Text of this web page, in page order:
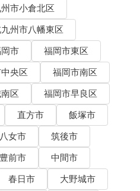
市小倉北区
州市八幡東区
市
福岡市東区
央区
福岡市南区
区
福岡市早良区
直方市
飯塚市
八女市
筑後市
豊前市
中間市
春日市
大野城市